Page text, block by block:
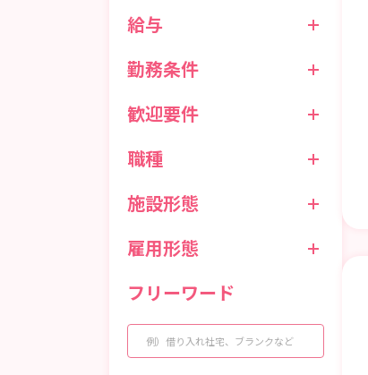
給与
勤務条件
歓迎要件
職種
施設形態
雇用形態
フリーワード